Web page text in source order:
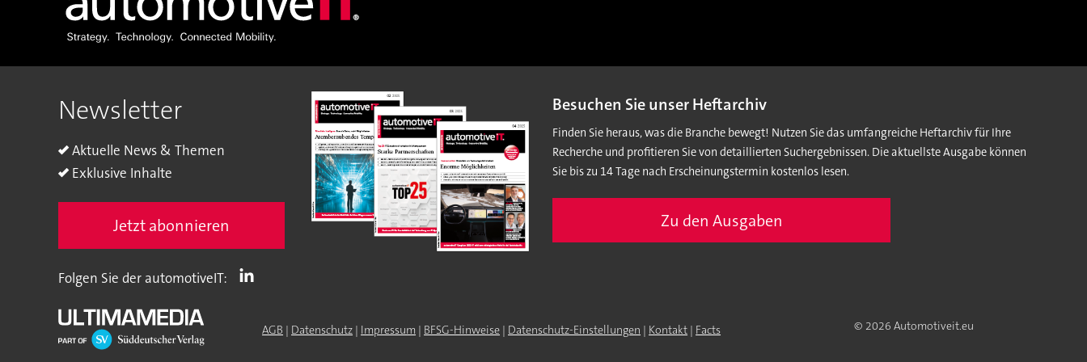
Newsletter
Aktuelle News & Themen
Exklusive Inhalte
Jetzt abonnieren
Besuchen Sie unser Heftarchiv
Finden Sie heraus, was die Branche bewegt! Nutzen Sie das umfangreiche Heftarchiv für Ihre
Recherche und profitieren Sie von detaillierten Suchergebnissen. Die aktuellste Ausgabe können
Sie bis zu 14 Tage nach Erscheinungstermin kostenlos lesen.
Zu den Ausgaben
Folgen Sie der automotiveIT:
AGB | Datenschutz | Impressum | BFSG-Hinweise | Datenschutz-Einstellungen | Kontakt | Facts © 2026 Automotiveit.eu